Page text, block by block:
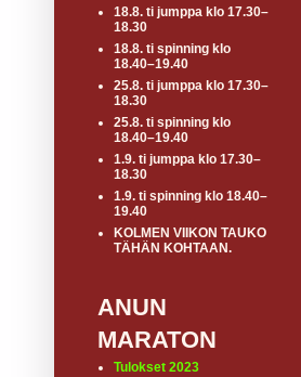
18.8. ti jumppa klo 17.30–
18.30
18.8. ti spinning klo
18.40–19.40
25.8. ti jumppa klo 17.30–
18.30
25.8. ti spinning klo
18.40–19.40
1.9. ti jumppa klo 17.30–
18.30
1.9. ti spinning klo 18.40–
19.40
KOLMEN VIIKON TAUKO
TÄHÄN KOHTAAN.
ANUN
MARATON
Tulokset 2023